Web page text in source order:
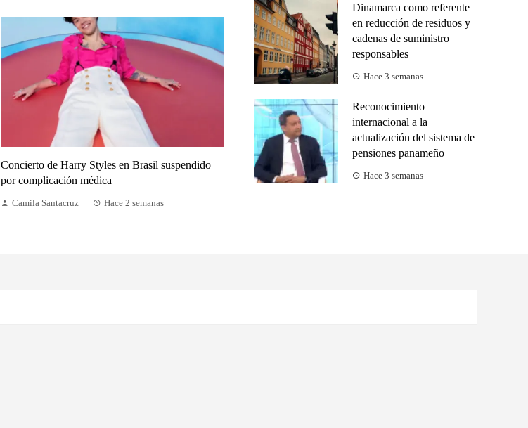
Concierto de Harry Styles en Brasil suspendido
por complicación médica
Camila Santacruz Hace 2 semanas
Dinamarca como referente
en reducción de residuos y
cadenas de suministro
responsables
Hace 3 semanas
Reconocimiento
internacional a la
actualización del sistema de
pensiones panameño
Hace 3 semanas